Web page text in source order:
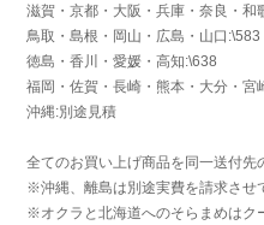
滋賀・京都・大阪・兵庫・奈良・和
鳥取・島根・岡山・広島・山口:\583
徳島・香川・愛媛・高知:\638
福岡・佐賀・長崎・熊本・大分・宮
沖縄:別途見積
全てのお買い上げ商品を同一送付
※沖縄、離島は別途実費を請求させ
※オクラと北海道へのそらまめはク